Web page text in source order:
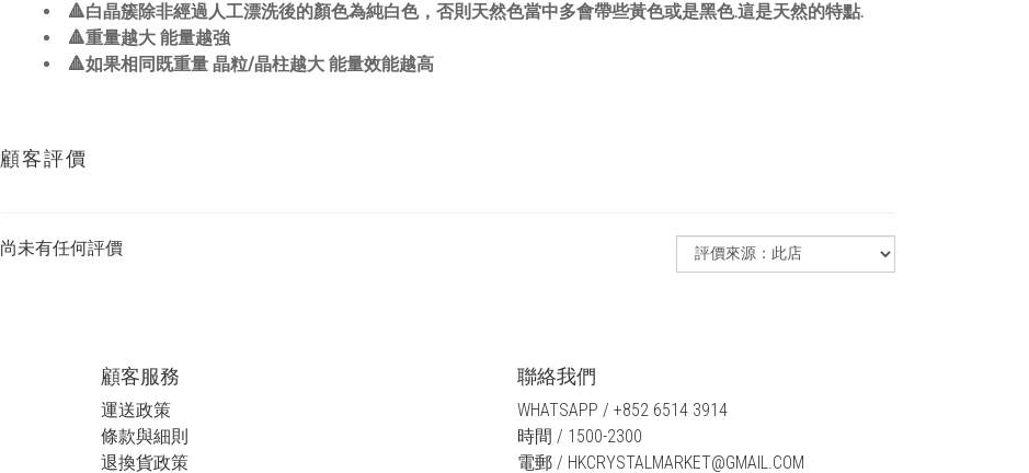
🔺白晶簇除非經過人工漂洗後的顏色為純白色，否則天然色當中多會帶些黃色或是黑色.這是天然的特點.
🔺重量越大 能量越強
🔺如果相同既重量 晶粒/晶柱越大 能量效能越高
顧客評價
尚未有任何評價
顧客服務
運送政策
條款與細則
退換貨政策
聯絡我們
WHATSAPP / +852 6514 3914
時間 / 1500-2300
電郵 / HKCRYSTALMARKET@GMAIL.COM